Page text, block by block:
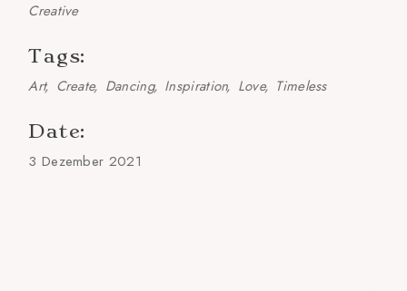
Creative
Tags:
Art Create Dancing Inspiration Love Timeless
Date:
3 Dezember 2021